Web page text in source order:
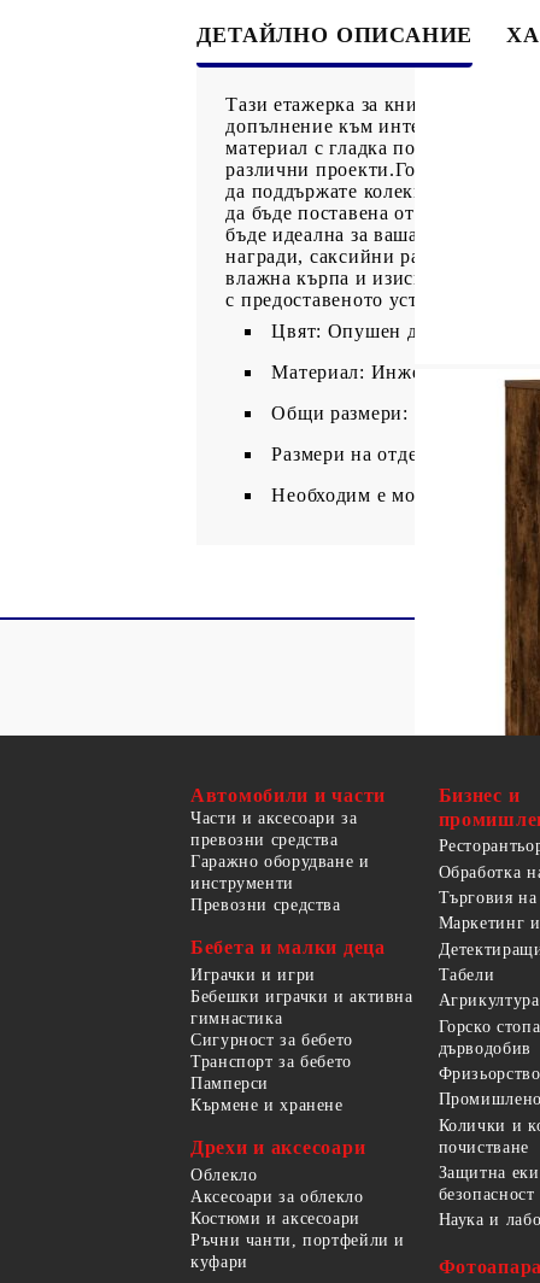
ДЕТАЙЛНО ОПИСАНИЕ
Тази етажерка за книги
допълнение към интериора на
материал с гладка повърхност,
различни проекти.Голямо
да поддържате колекцията си от
да бъде поставена отляво или
бъде идеална за вашата
награди, саксийни растения и
влажна кърпа и изисква по-малко
с предоставеното устройство за
Цвят: Опушен дъб
Материал: Инженерно дърво
Общи размери: 60 x 24 x
Размери на отделенията
Необходим е монтаж
Автомобили и части
Части и аксесоари за
превозни средства
Гаражно оборудване и
инструменти
Превозни средства
Бебета и малки деца
Играчки и игри
Бебешки играчки и активна
гимнастика
Сигурност за бебето
Транспорт за бебето
Памперси
Кърмене и хранене
Дрехи и аксесоари
Облекло
Аксесоари за облекло
Костюми и аксесоари
Ръчни чанти, портфейли и
куфари
Бизнес и
Обработка
Търговия
Маркетинг
Табели
Агрикултура
Горско
дърводобив
Колички и
почистване
Защитна
Наука и